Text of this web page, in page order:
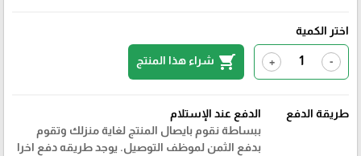
اختر الكمية
-
+
shopping_cart شراء هذا المنتج
طريقة الدفع
الدفع عند الإستلام
ببساطة نقوم بايصال المنتج لغاية منزلك وتقوم
بدفع الثمن لموظف التوصيل. يوجد طريقه دفع اخرا